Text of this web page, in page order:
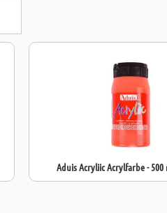
Leinwand,
Made in
Goya
Aduis Acryliic Acrylfarbe - 500